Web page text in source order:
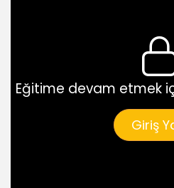
Eğitime devam etmek
Giriş